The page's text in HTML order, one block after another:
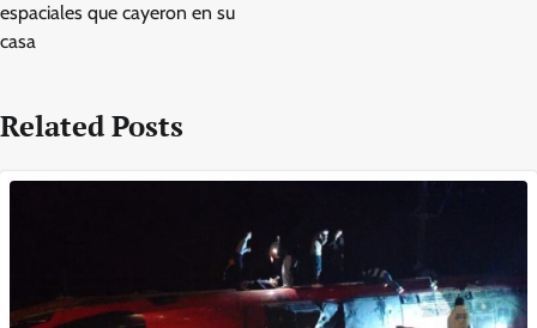
espaciales que cayeron en su
casa
Related Posts